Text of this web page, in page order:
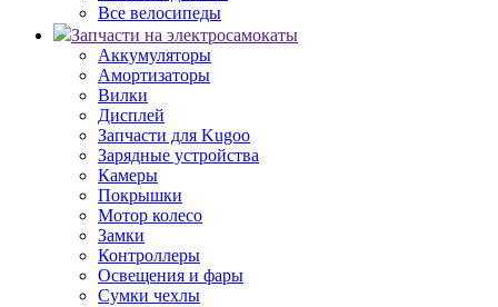
Все велосипеды
Запчасти на электросамокаты
Аккумуляторы
Амортизаторы
Вилки
Дисплей
Запчасти для Kugoo
Зарядные устройства
Камеры
Покрышки
Мотор колесо
Замки
Контроллеры
Освещения и фары
Сумки чехлы